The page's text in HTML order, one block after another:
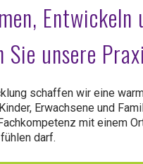
Entwickeln
unsere
schaffen wir eine
Erwachsene und
mit einem
darf.